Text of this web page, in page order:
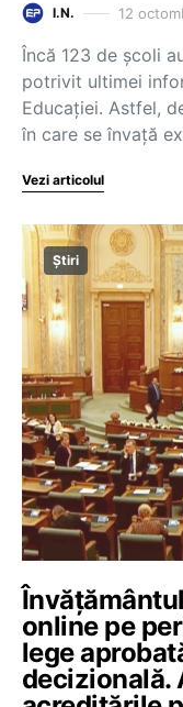
I.N. 12
Încă 123 de școli
potrivit ultimei
Educației. Astfel,
în care se învață
Vezi articolul
Știri
online pe
lege
decizională.